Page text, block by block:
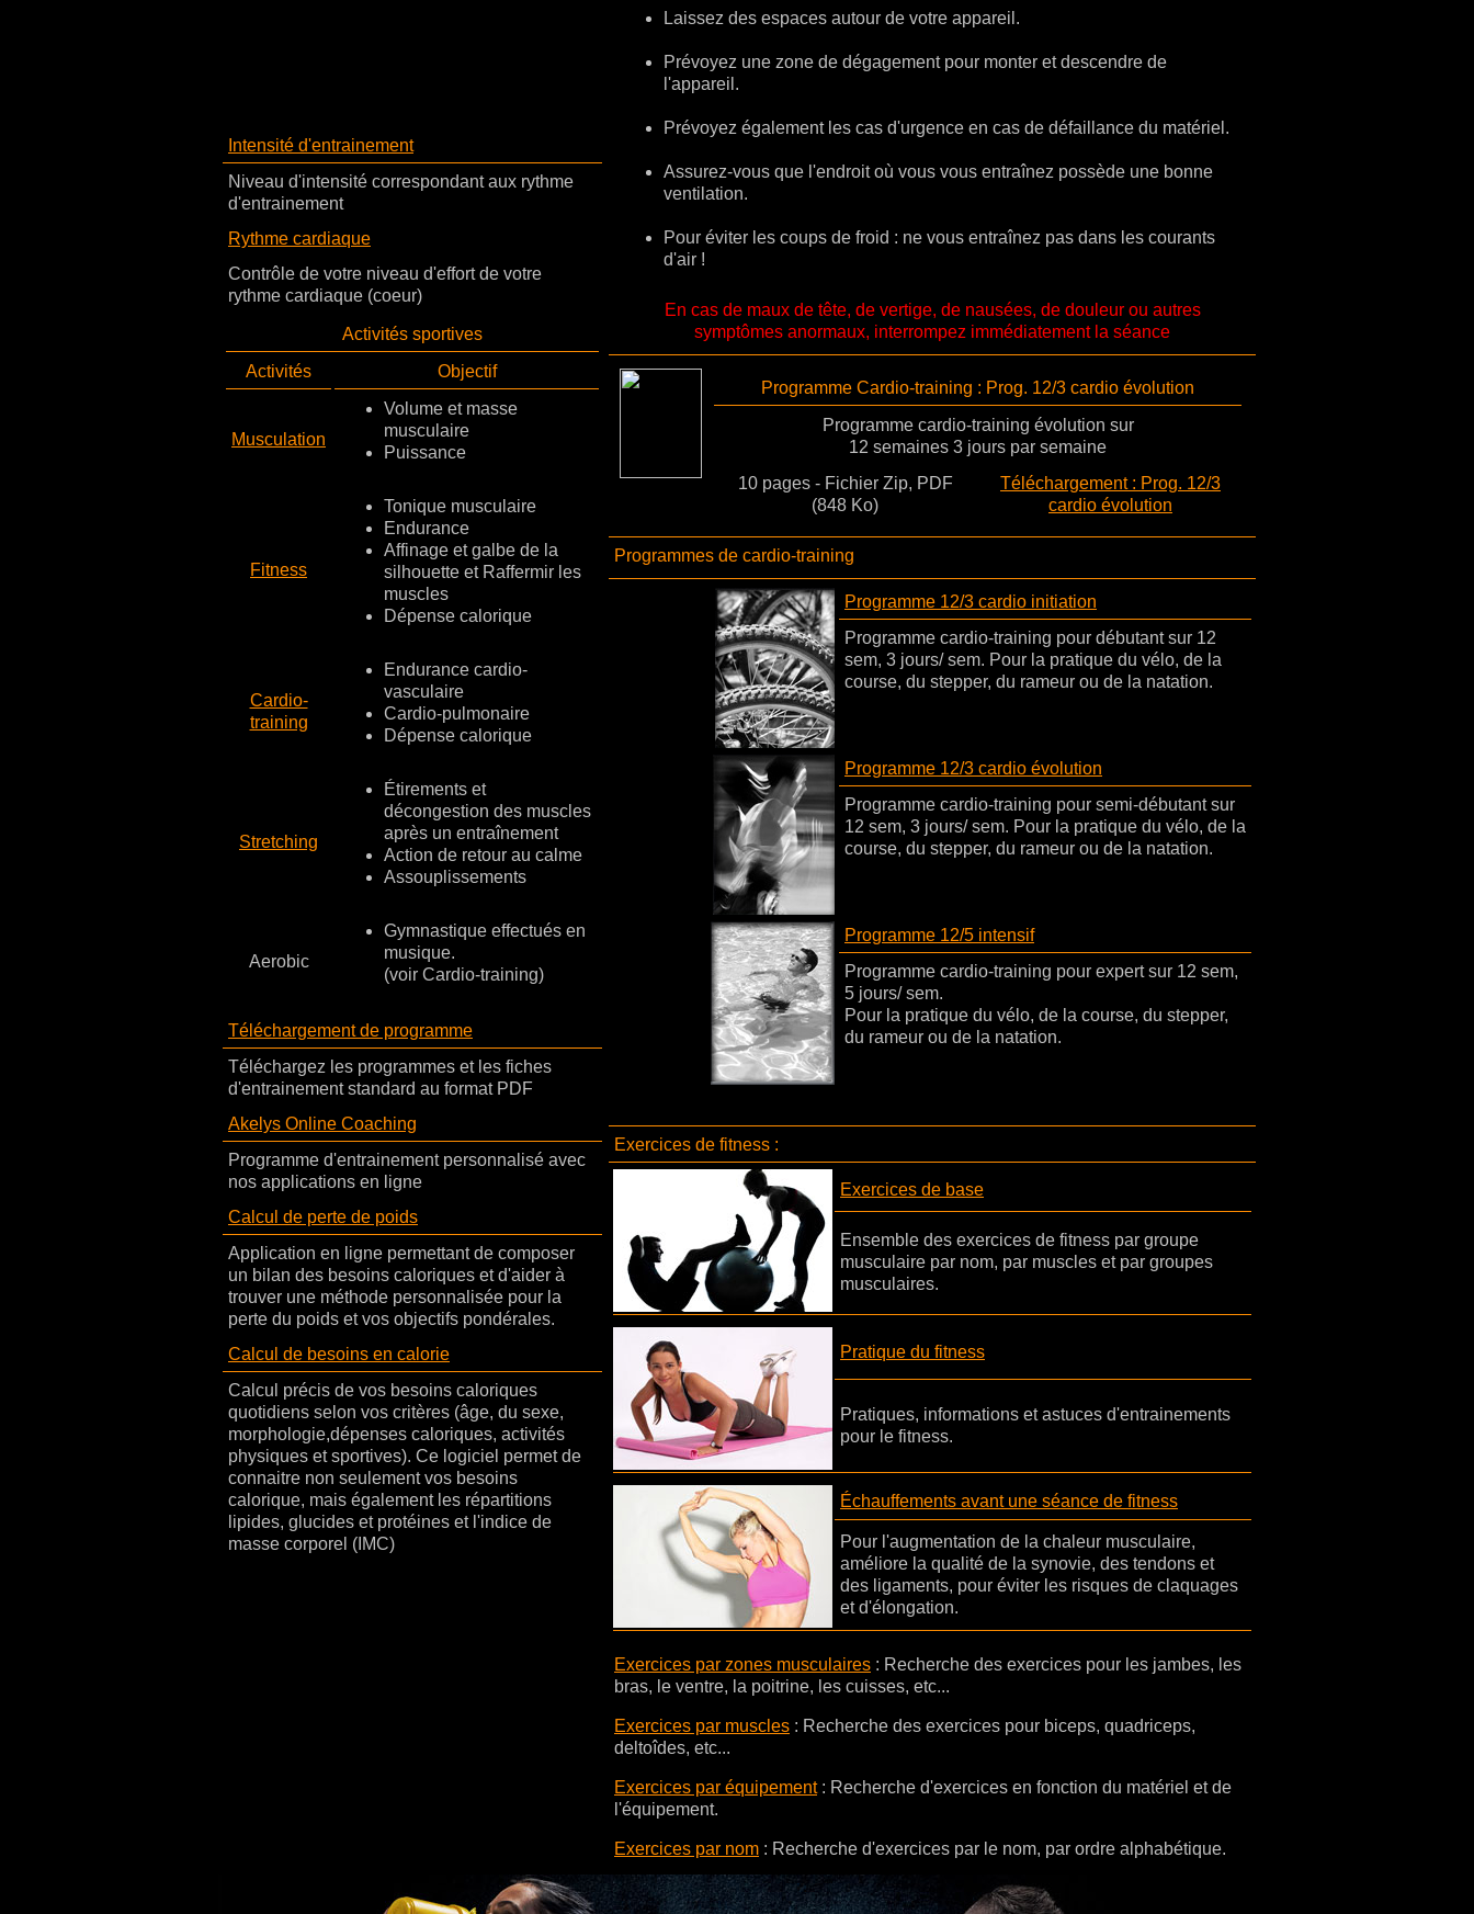
Intensité d'entrainement
Niveau d'intensité correspondant aux rythme
d'entrainement
Rythme cardiaque
Contrôle de votre niveau d'effort de votre
rythme cardiaque (coeur)
Activités sportives
Activités
Objectif
Musculation
Volume et masse
musculaire
Puissance
Fitness
Tonique musculaire
Endurance
Affinage et galbe de la
silhouette et Raffermir les
muscles
Dépense calorique
Cardio-
training
Endurance cardio-
vasculaire
Cardio-pulmonaire
Dépense calorique
Stretching
Étirements et
décongestion des muscles
après un entraînement
Action de retour au calme
Assouplissements
Aerobic
Gymnastique effectués en
musique.
(voir Cardio-training)
Téléchargement de programme
Téléchargez les programmes et les fiches
d'entrainement standard au format PDF
Akelys Online Coaching
Programme d'entrainement personnalisé avec
nos applications en ligne
Calcul de perte de poids
Application en ligne permettant de composer
un bilan des besoins caloriques et d'aider à
trouver une méthode personnalisée pour la
perte du poids et vos objectifs pondérales.
Calcul de besoins en calorie
Calcul précis de vos besoins caloriques
quotidiens selon vos critères (âge, du sexe,
morphologie,dépenses caloriques, activités
physiques et sportives). Ce logiciel permet de
connaitre non seulement vos besoins
calorique, mais également les répartitions
lipides, glucides et protéines et l'indice de
masse corporel (IMC)
Laissez des espaces autour de votre appareil.
Prévoyez une zone de dégagement pour monter et descendre de
l'appareil.
Prévoyez également les cas d'urgence en cas de défaillance du matériel.
Assurez-vous que l'endroit où vous vous entraînez possède une bonne
ventilation.
Pour éviter les coups de froid : ne vous entraînez pas dans les courants
d'air !
En cas de maux de tête, de vertige, de nausées, de douleur ou autres
symptômes anormaux, interrompez immédiatement la séance
Programme Cardio-training : Prog. 12/3 cardio évolution
Programme cardio-training évolution sur
12 semaines 3 jours par semaine
10 pages - Fichier Zip, PDF
(848 Ko)
Téléchargement : Prog. 12/3
cardio évolution
Programmes de cardio-training
Programme 12/3 cardio initiation
Programme cardio-training pour débutant sur 12
sem, 3 jours/ sem. Pour la pratique du vélo, de la
course, du stepper, du rameur ou de la natation.
Programme 12/3 cardio évolution
Programme cardio-training pour semi-débutant sur
12 sem, 3 jours/ sem. Pour la pratique du vélo, de la
course, du stepper, du rameur ou de la natation.
Programme 12/5 intensif
Programme cardio-training pour expert sur 12 sem,
5 jours/ sem.
Pour la pratique du vélo, de la course, du stepper,
du rameur ou de la natation.
Exercices de fitness :
Exercices de base
Ensemble des exercices de fitness par groupe
musculaire par nom, par muscles et par groupes
musculaires.
Pratique du fitness
Pratiques, informations et astuces d'entrainements
pour le fitness.
Échauffements avant une séance de fitness
Pour l'augmentation de la chaleur musculaire,
améliore la qualité de la synovie, des tendons et
des ligaments, pour éviter les risques de claquages
et d'élongation.
Exercices par zones musculaires : Recherche des exercices pour les jambes, les
bras, le ventre, la poitrine, les cuisses, etc...
Exercices par muscles : Recherche des exercices pour biceps, quadriceps,
deltoîdes, etc...
Exercices par équipement: Recherche d'exercices en fonction du matériel et de
l'équipement.
Exercices par nom : Recherche d'exercices par le nom, par ordre alphabétique.